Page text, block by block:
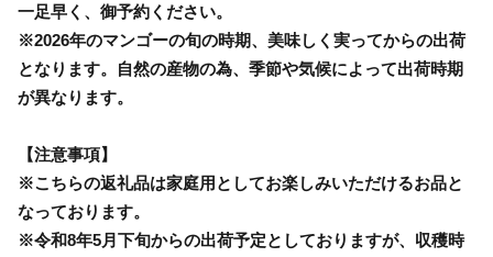
一足早く、御予約ください。
※2026年のマンゴーの旬の時期、美味しく実ってからの出荷
となります。自然の産物の為、季節や気候によって出荷時期
が異なります。
【注意事項】
※こちらの返礼品は家庭用としてお楽しみいただけるお品と
なっております。
※令和8年5月下旬からの出荷予定としておりますが、収穫時